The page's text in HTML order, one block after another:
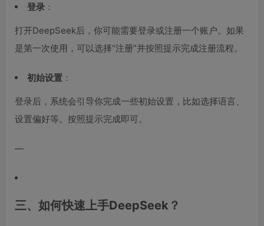
登录 ：
打开DeepSeek后，你可能需要登录或注册一个账户。如果
是第一次使用，可以选择“注册”并按照提示完成注册流程。
初始设置 ：
登录后，系统会引导你完成一些初始设置，比如选择语言、
设置偏好等。按照提示完成即可。
—
三、如何快速上手DeepSeek？